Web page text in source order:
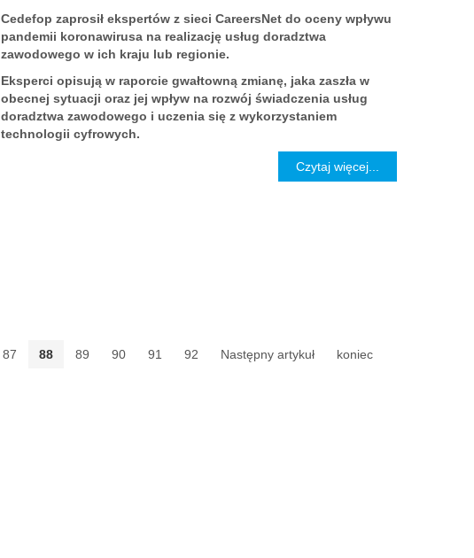
Cedefop zaprosił ekspertów z sieci CareersNet do oceny wpływu
pandemii koronawirusa na realizację usług doradztwa
zawodowego w ich kraju lub regionie.
Eksperci opisują w raporcie gwałtowną zmianę, jaka zaszła w
obecnej sytuacji oraz jej wpływ na rozwój świadczenia usług
doradztwa zawodowego i uczenia się z wykorzystaniem
technologii cyfrowych.
Czytaj więcej...
87 88 89 90 91 92 Następny artykuł koniec